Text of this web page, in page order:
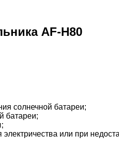
AF-H80
солнечной батареи;
батареи;
или при